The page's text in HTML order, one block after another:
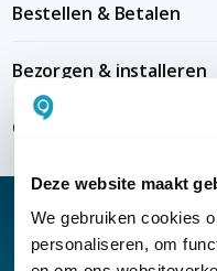
Deze website maakt
We gebruiken cookies
personaliseren, om
Bestellen & Betalen
Bezorgen & installeren
Over KommaGo